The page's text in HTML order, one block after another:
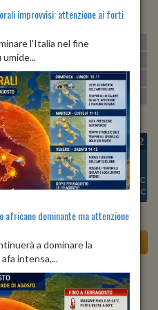
20º max:29º
30º max:
23º max:31º U:73%-76%
20º max: 22º U:70%
09
21°C
23°C
LUN 10
Min:21°C
Max:23°C
MAR 11
Min:20°C
Max:23°C
MER 12
Min:20°C
Max:23°C
di oggi
improvvisi: attenzione ai forti
l'Italia nel fine
africano dominante ma attenzione
a dominare la
intensa,...